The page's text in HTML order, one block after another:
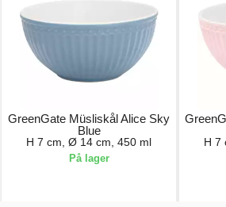
GreenGate Müsliskål Alice Sky
Blue
H 7 cm, Ø 14 cm, 450 ml
På lager
H 7